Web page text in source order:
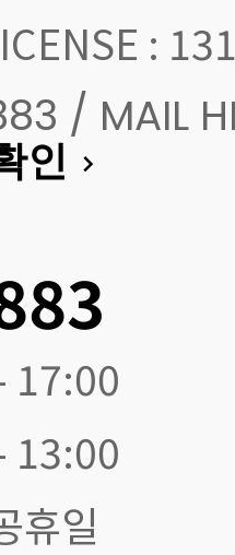
:
/ MAIL
인
17:00
13:00
휴일